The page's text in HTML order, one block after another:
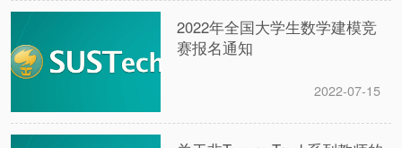
2022年全国大学生数学建模竞
赛报名通知
2022-07-15